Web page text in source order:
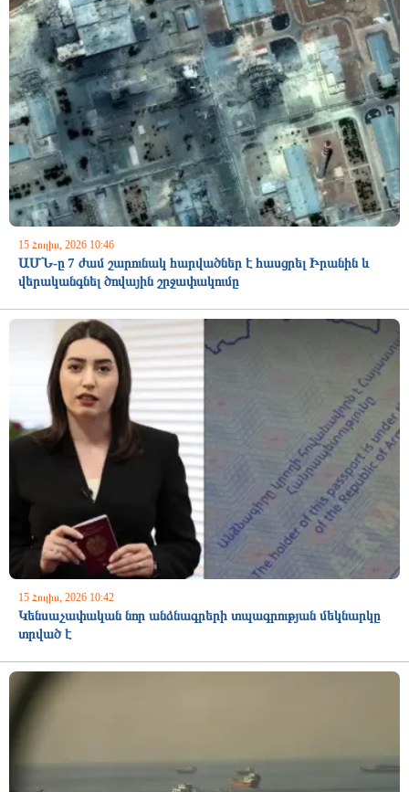
15 Հուլիս, 2026 10:46
ԱՄՆ-ը 7 ժամ շարունակ հարվածներ է հասցրել Իրանին և
վերականգնել ծովային շրջափակումը
15 Հուլիս, 2026 10:42
Կենսաչափական նոր անձնագրերի տպագրության մեկնարկը
տրված է